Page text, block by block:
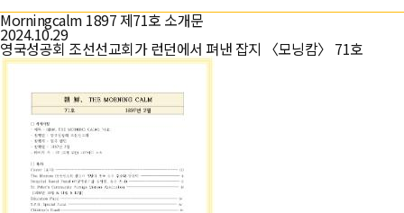
Morningcalm 1897 제71호 소개문
2024.10.29
영국성공회 조선선교회가 런던에서 펴낸 잡지 〈모닝캄〉 71호